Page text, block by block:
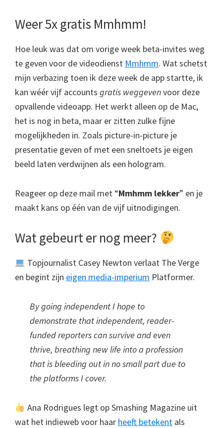
Weer 5x gratis Mmhmm!
Hoe leuk was dat om vorige week beta-invites weg
te geven voor de videodienst Mmhmm. Wat schetst
mijn verbazing toen ik deze week de app startte, ik
kan wéér vijf accounts gratis weggevenvoor deze
opvallende videoapp. Het werkt alleen op de Mac,
het is nog in beta, maar er zitten zulke fijne
mogelijkheden in. Zoals picture-in-picture je
presentatie geven of met een sneltoets je eigen
beeld laten verdwijnen als een hologram.
Reageer op deze mail met “Mmhmm lekker” en je
maakt kans op één van de vijf uitnodigingen.
Wat gebeurt er nog meer?
Topjournalist Casey Newton verlaat The Verge
en begint zijn eigen media-imperium Platformer.
By going independent I hope to
demonstrate that independent, reader-
funded reporters can survive and even
thrive, breathing new life into a profession
that is bleeding out in no small part due to
the platforms I cover.
Ana Rodrigues legt op Smashing Magazine uit
wat het indieweb voor haar heeft betekent als